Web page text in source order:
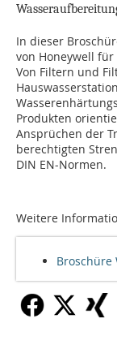
In dieser
von Honeywell
Von Filtern und
Produkten
Ansprüchen der
berechtigten
DIN EN-Normen.
Weitere
Broschüre